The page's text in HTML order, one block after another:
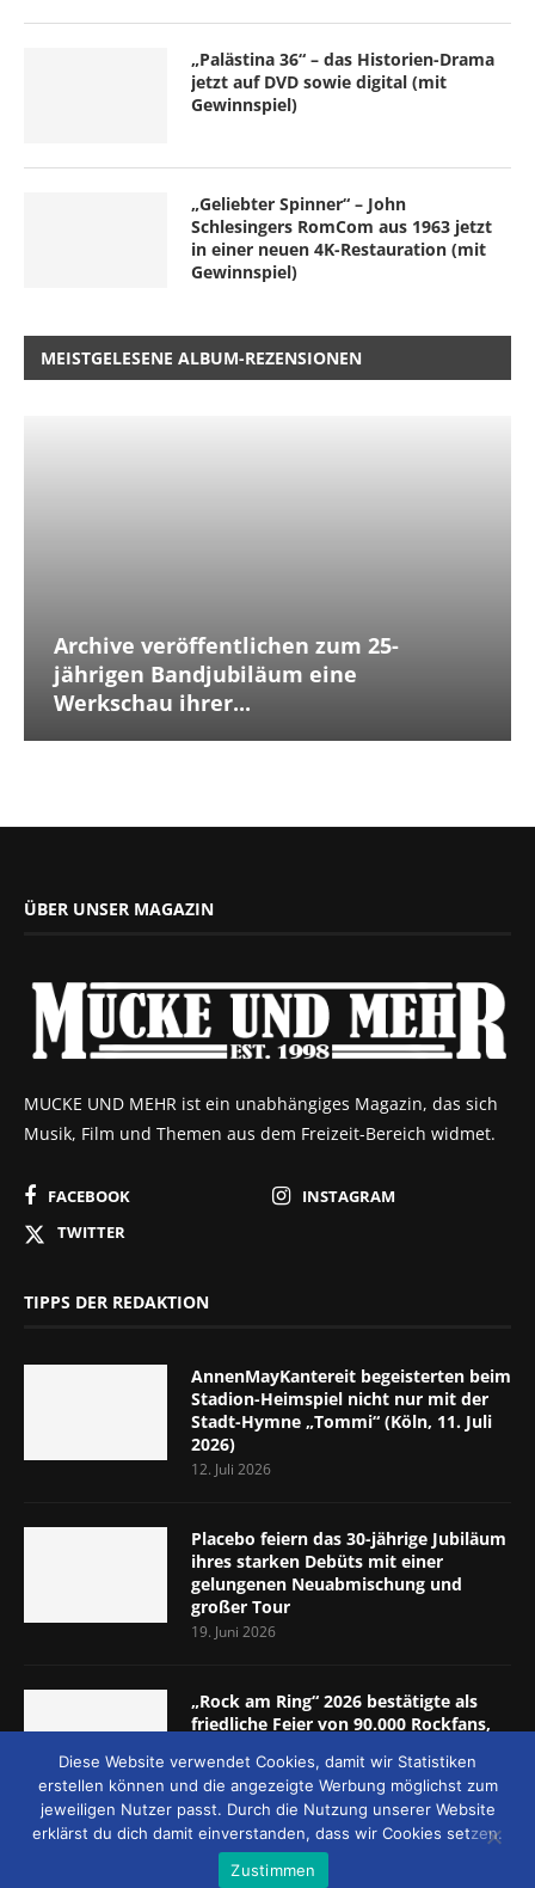
„Palästina 36“ – das Historien-Drama
jetzt auf DVD sowie digital (mit
Gewinnspiel)
„Geliebter Spinner“ – John
Schlesingers RomCom aus 1963 jetzt
in einer neuen 4K-Restauration (mit
Gewinnspiel)
MEISTGELESENE ALBUM-REZENSIONEN
Archive veröffentlichen zum 25-
jährigen Bandjubiläum eine
Werkschau ihrer...
ÜBER UNSER MAGAZIN
MUCKE UND MEHR ist ein unabhängiges Magazin, das sich
Musik, Film und Themen aus dem Freizeit-Bereich widmet.
FACEBOOK
INSTAGRAM
TWITTER
TIPPS DER REDAKTION
AnnenMayKantereit begeisterten beim
Stadion-Heimspiel nicht nur mit der
Stadt-Hymne „Tommi“ (Köln, 11. Juli
2026)
12. Juli 2026
Placebo feiern das 30-jährige Jubiläum
ihres starken Debüts mit einer
gelungenen Neuabmischung und
großer Tour
19. Juni 2026
„Rock am Ring“ 2026 bestätigte als
friedliche Feier von 90.000 Rockfans,
5.-7. Juni 2026)
8. Juni 2026
Diese Website verwendet Cookies, damit wir Statistiken
erstellen können und die angezeigte Werbung möglichst zum
jeweiligen Nutzer passt. Durch die Nutzung unserer Website
erklärst du dich damit einverstanden, dass wir Cookies setzen.
Zustimmen